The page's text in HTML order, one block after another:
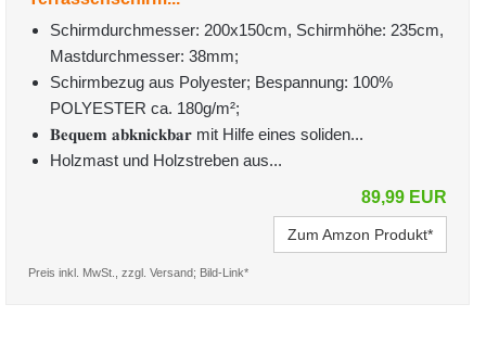
Schirmdurchmesser: 200x150cm, Schirmhöhe: 235cm,
Mastdurchmesser: 38mm;
Schirmbezug aus Polyester; Bespannung: 100%
POLYESTER ca. 180g/m²;
𝐁𝐞𝐪𝐮𝐞𝐦 𝐚𝐛𝐤𝐧𝐢𝐜𝐤𝐛𝐚𝐫 mit Hilfe eines soliden...
Holzmast und Holzstreben aus...
89,99 EUR
Zum Amzon Produkt*
Preis inkl. MwSt., zzgl. Versand; Bild-Link*